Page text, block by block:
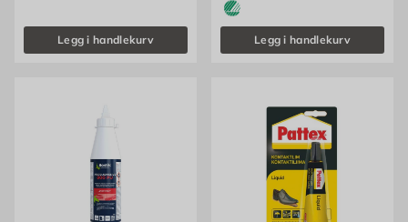
Legg i handlekurv Legg i handlekurv